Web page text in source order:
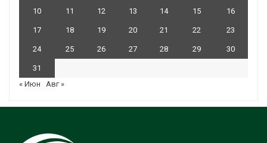
10 11 12 13 14 15 16
17 18 19 20 21 22 23
24 25 26 27 28 29 30
31
« Июн
Авг »